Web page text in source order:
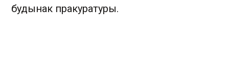
будынак пракуратуры.